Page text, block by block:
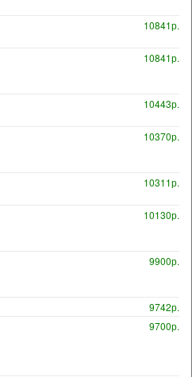
10841р.
10841р.
10443р.
10370р.
10311р.
10130р.
9900р.
9742р.
9700р.